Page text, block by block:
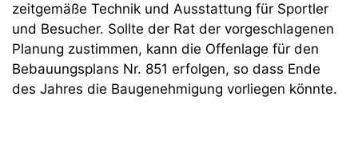
zeitgemäße Technik und Ausstattung für Sportler
und Besucher. Sollte der Rat der vorgeschlagenen
Planung zustimmen, kann die Offenlage für den
Bebauungsplans Nr. 851 erfolgen, so dass Ende
des Jahres die Baugenehmigung vorliegen könnte.